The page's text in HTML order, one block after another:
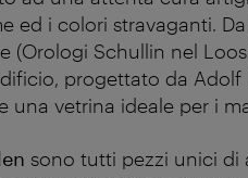
ed i colori stravaganti. Da
(Orologi Schullin nel
progettato da Adolf
una vetrina ideale per i
sono tutti pezzi unici di